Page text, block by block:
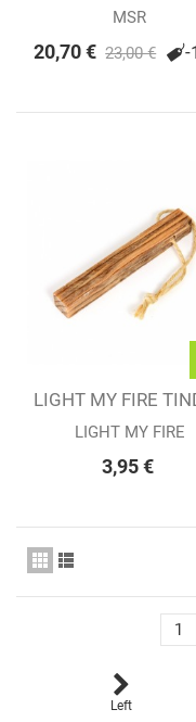
annuel
MSR
20,70 € 23,00 € -
LIGHT MY FIRE
ON A ROPE
LIGHT MY FIRE
3,95 €
1
Left